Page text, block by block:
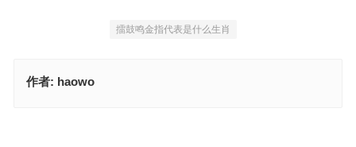
擂鼓鸣金指代表是什么生肖
作者: haowo